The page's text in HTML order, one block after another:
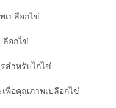
เปลือกไข่
ลือกไข่
สำหรับไก่ไข่
พื่อคุณภาพเปลือกไข่